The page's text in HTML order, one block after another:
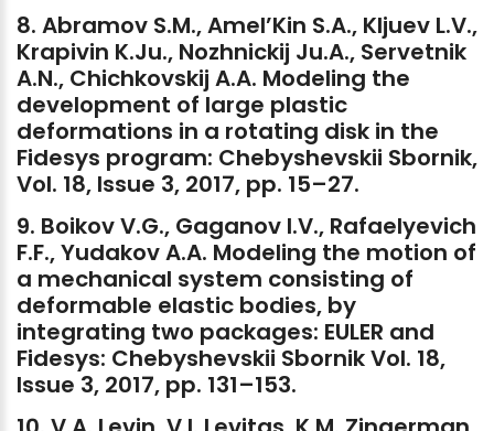
8. Abramov S.M.,Amel’Kin S.A., Kljuev L.V.,
Krapivin K.Ju., Nozhnickij Ju.A., Servetnik
A.N., Chichkovskij A.A. Modeling the
development of large plastic
deformations in a rotating disk in the
Fidesys program: Chebyshevskii Sbornik,
Vol. 18, Issue 3, 2017, pp. 15–27.
9. BoikovV.G., Gaganov I.V., Rafaelyevich
F.F.,YudakovA.A. Modeling the motion of
a mechanical system consisting of
deformable elastic bodies, by
integrating two packages: EULER and
Fidesys: Chebyshevskii SbornikVol. 18,
Issue 3, 2017, pp. 131–153.